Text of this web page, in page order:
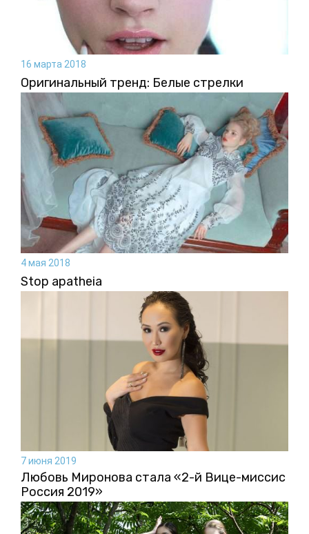
16 марта 2018
Оригинальный тренд: Белые стрелки
4 мая 2018
Stop apatheia
7 июня 2019
Любовь Миронова стала «2-й Вице-миссис
Россия 2019»